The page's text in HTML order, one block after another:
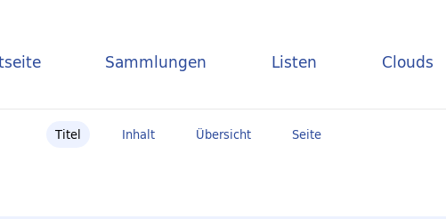
Sammlungen Listen Clouds
Titel Inhalt Übersicht Seite